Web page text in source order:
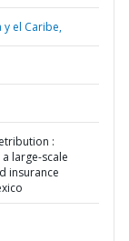
y el Caribe,
:
large-scale
insurance